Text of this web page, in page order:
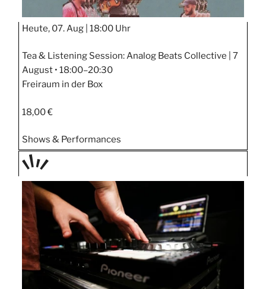
Heute, 07. Aug | 18:00 Uhr
Tea & Listening Session: Analog Beats Collective | 7
August • 18:00–20:30
Freiraum in der Box
18,00 €
Shows & Performances
TAGE
STIPP